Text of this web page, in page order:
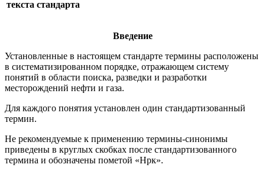
текста стандарта
Введение
Установленные в настоящем стандарте термины расположены
в систематизированном порядке, отражающем систему
понятий в области поиска, разведки и разработки
месторождений нефти и газа.
Для каждого понятия установлен один стандартизованный
термин.
Не рекомендуемые к применению термины-синонимы
приведены в круглых скобках после стандартизованного
термина и обозначены пометой «Нрк».